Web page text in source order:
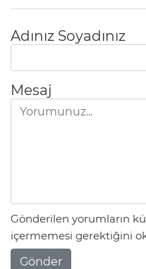
Adınız Soyadınız
Mesaj
Gönderilen yorumların
içermemesi gerektiğini
Gönder